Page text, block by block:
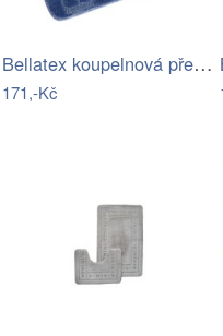
Bellatex koupelnová předložka BANY…
171,-Kč